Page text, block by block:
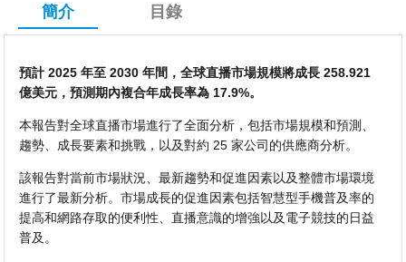
簡介 目錄
預計 2025 年至 2030 年間，全球直播市場規模將成長 258.921
億美元，預測期內複合年成長率為 17.9%。
本報告對全球直播市場進行了全面分析，包括市場規模和預測、
趨勢、成長要素和挑戰，以及對約 25 家公司的供應商分析。
該報告對當前市場狀況、最新趨勢和促進因素以及整體市場環境
進行了最新分析。市場成長的促進因素包括智慧型手機普及率的
提高和網路存取的便利性、直播意識的增強以及電子競技的日益
普及。